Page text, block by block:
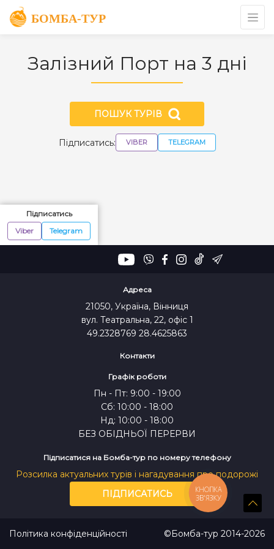
Залізний Порт на 3 дні
ПОШУК ТУРІВ
Підписатись: VIBER TELEGRAM
Підписатись
Viber
Telegram
Адреса
21050, Україна, Вінниця
вул. Театральна, 22, офіс 1
49.2328769 28.4625863
Контакти
Графік роботи
Пн - Пт: 9:00 - 19:00
Сб: 10:00 - 18:00
Нд: 10:00 - 18:00
БЕЗ ОБІДНЬОЇ ПЕРЕРВИ
Підписатися на Бомба-тур по номеру телефону
Розсилка актуальних турів і нагадування про подорожі
ПІДПИСАТИСЬ
Політика конфіденційності ©Бомба-тур 2014-2026
КНОПКА
ЗВ'ЯЗКУ